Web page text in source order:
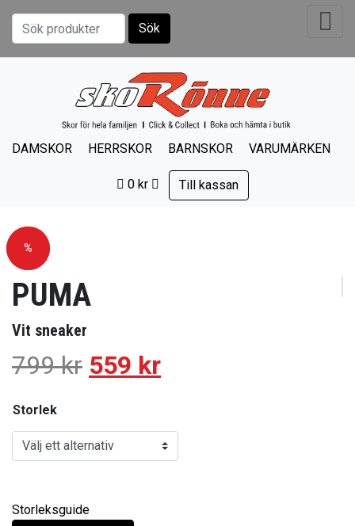
Sök efter:
Sök
DAMSKOR HERRSKOR BARNSKOR VARUMÄRKEN
0 kr Till kassan
Rea!
%
PUMA
Vit sneaker
799kr 559 kr
Storlek
Storleksguide